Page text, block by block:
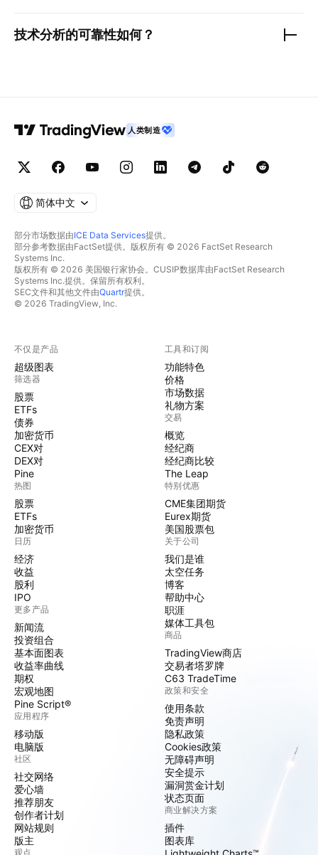
技术分析的可靠性如何？
人类制造
简体中文
部分市场数据由ICE Data Services提供。
部分参考数据由FactSet提供。版权所有 © 2026 FactSet Research
Systems Inc.
版权所有 © 2026 美国银行家协会。CUSIP数据库由FactSet Research
Systems Inc.提供。保留所有权利。
SEC文件和其他文件由Quartr提供。
© 2026 TradingView, Inc.
不仅是产品
超级图表
筛选器
股票
ETFs
债券
加密货币
CEX对
DEX对
Pine
热图
股票
ETFs
加密货币
日历
经济
收益
股利
IPO
更多产品
新闻流
投资组合
基本面图表
收益率曲线
期权
宏观地图
Pine Script®
应用程序
移动版
电脑版
社区
社交网络
爱心墙
推荐朋友
创作者计划
网站规则
版主
观点
工具和订阅
功能特色
价格
市场数据
礼物方案
交易
概览
经纪商
经纪商比较
The Leap
特别优惠
CME集团期货
Eurex期货
美国股票包
关于公司
我们是谁
太空任务
博客
帮助中心
职涯
媒体工具包
商品
TradingView商店
交易者塔罗牌
C63 TradeTime
政策和安全
使用条款
免责声明
隐私政策
Cookies政策
无障碍声明
安全提示
漏洞赏金计划
状态页面
商业解决方案
插件
图表库